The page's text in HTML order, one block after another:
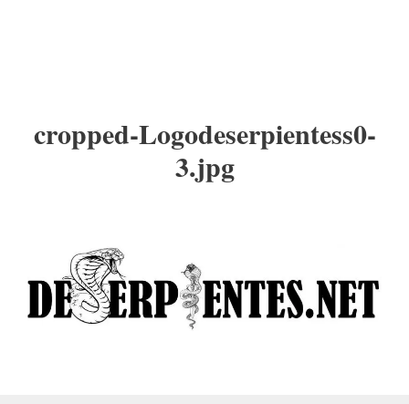
cropped-Logodeserpientess0-
3.jpg